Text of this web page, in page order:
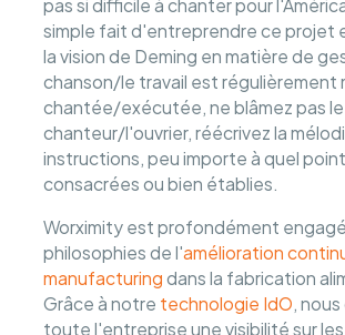
pas si difficile à chanter pour
simple fait d'entreprendre ce projet
la vision de Deming en matière de
chanson/le travail est régulièrement
chantée/exécutée, ne blâmez pas le
chanteur/l'ouvrier, réécrivez la
instructions, peu importe à quel
consacrées ou bien établies.
Worximity est profondément
philosophies de l'amélioration
manufacturing dans la fabrication
Grâce à notre technologie IdO ,
toute l'entreprise une visibilité sur